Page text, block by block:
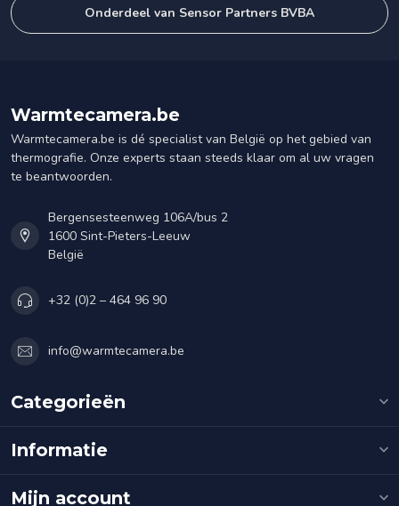
Onderdeel van Sensor Partners BVBA
Warmtecamera.be
Warmtecamera.be is dé specialist van België op het gebied van
thermografie. Onze experts staan steeds klaar om al uw vragen
te beantwoorden.
Bergensesteenweg 106A/bus 2
1600 Sint-Pieters-Leeuw
België
+32 (0)2 – 464 96 90
info@warmtecamera.be
Categorieën
Informatie
Mijn account